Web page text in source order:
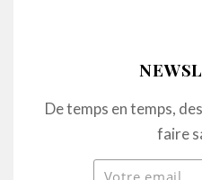
De temps en temps,
faire